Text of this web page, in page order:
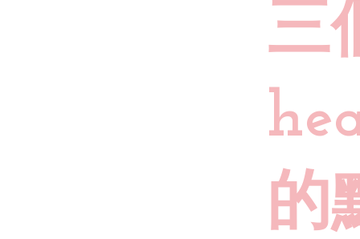
三
的